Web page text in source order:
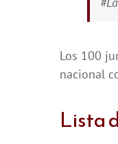
Los 100
nacional
Lista